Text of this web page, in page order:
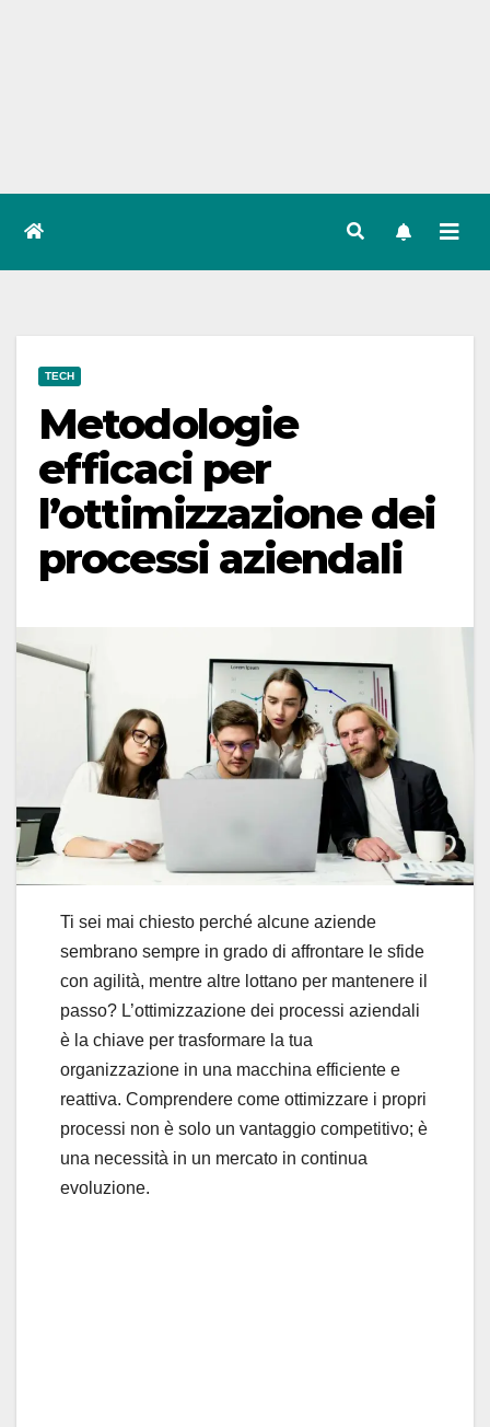
TECH
Metodologie
efficaci per
l’ottimizzazione dei
processi aziendali
Ti sei mai chiesto perché alcune aziende
sembrano sempre in grado di affrontare le sfide
con agilità, mentre altre lottano per mantenere il
passo? L’ottimizzazione dei processi aziendali
è la chiave per trasformare la tua
organizzazione in una macchina efficiente e
reattiva. Comprendere come ottimizzare i propri
processi non è solo un vantaggio competitivo; è
una necessità in un mercato in continua
evoluzione.